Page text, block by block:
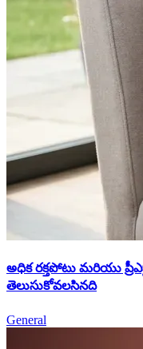
అధిక రక్తపోటు మరియు
తెలుసుకోవలసినది
General